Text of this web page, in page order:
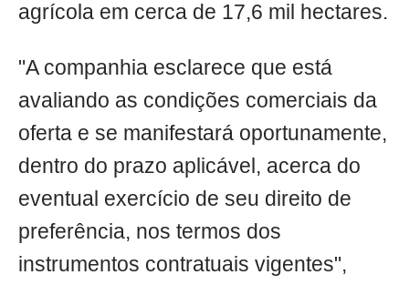
agrícola em cerca de 17,6 mil hectares.
"A companhia esclarece que está
avaliando as condições comerciais da
oferta e se manifestará oportunamente,
dentro do prazo aplicável, acerca do
eventual exercício de seu direito de
preferência, nos termos dos
instrumentos contratuais vigentes",